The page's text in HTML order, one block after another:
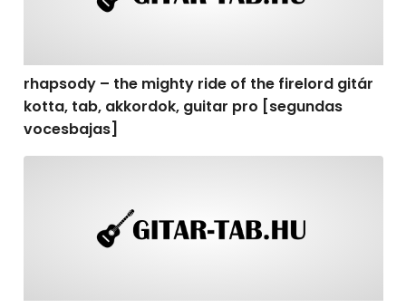
rhapsody – the mighty ride of the firelord gitár
kotta, tab, akkordok, guitar pro [segundas
vocesbajas]